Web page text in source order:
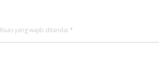
Ruas yang wajib ditandai *